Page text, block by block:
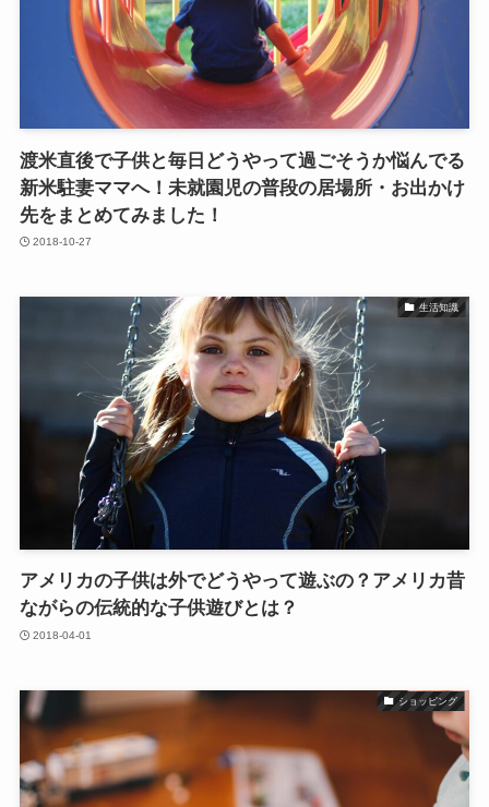
渡米直後で子供と毎日どうやって過ごそうか悩んでる
新米駐妻ママへ！未就園児の普段の居場所・お出かけ
先をまとめてみました！
2018-10-27
生活知識
アメリカの子供は外でどうやって遊ぶの？アメリカ昔
ながらの伝統的な子供遊びとは？
2018-04-01
ショッピング